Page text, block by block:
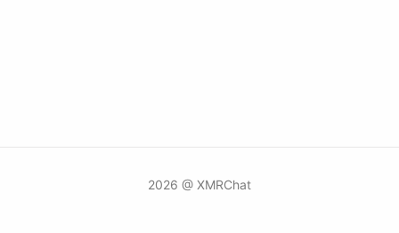
2026 @ XMRChat